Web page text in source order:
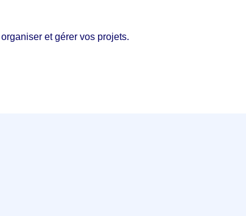
et gérer vos projets.